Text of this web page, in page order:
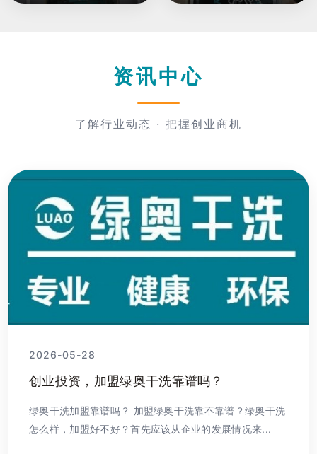
资讯中心
了解行业动态 · 把握创业商机
2026-05-28
创业投资，加盟绿奥干洗靠谱吗？
绿奥干洗加盟靠谱吗？ 加盟绿奥干洗靠不靠谱？绿奥干洗
怎么样，加盟好不好？首先应该从企业的发展情况来...